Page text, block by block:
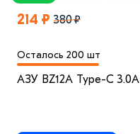
214 ₽ 380 ₽
Осталось 200 шт
АЗУ BZ12A Type-C 3.0A